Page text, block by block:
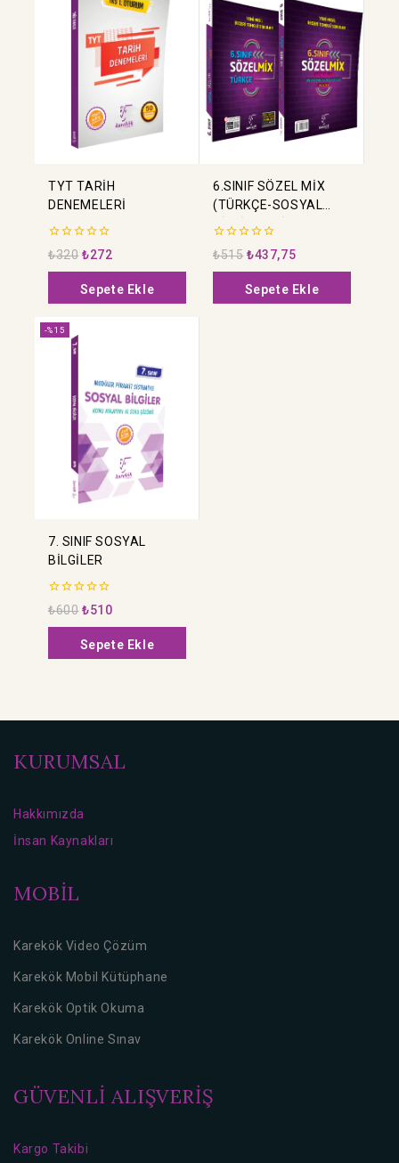
TYT TARİH
DENEMELERİ
0
5
üzerinden
₺320 ₺272
Sepete Ekle
6.SINIF SÖZEL MİX
(TÜRKÇE-SOSYAL
BİLGİLER-DİN
BİLGİSİ-İNGİLİZCE)
0
5
üzerinden
₺515 ₺437,75
Sepete Ekle
-%15
7. SINIF SOSYAL
BİLGİLER
0
5
üzerinden
₺600 ₺510
Sepete Ekle
KURUMSAL
Hakkımızda
İnsan Kaynakları
MOBİL
Karekök Video Çözüm
Karekök Mobil Kütüphane
Karekök Optik Okuma
Karekök Online Sınav
GÜVENLİ ALIŞVERİŞ
Kargo Takibi